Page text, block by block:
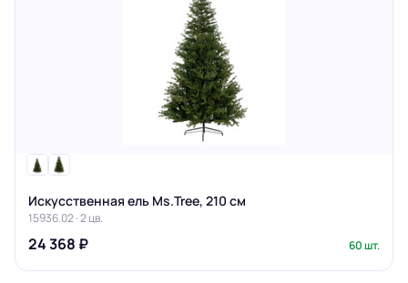
Искусственная ель Ms.Tree, 210 см
15936.02 · 2 цв.
24 368 ₽ 60 шт.